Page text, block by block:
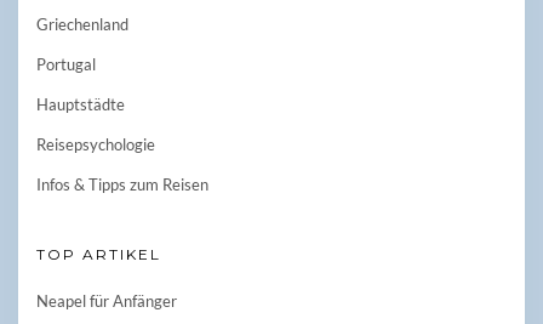
Griechenland
Portugal
Hauptstädte
Reisepsychologie
Infos & Tipps zum Reisen
TOP ARTIKEL
Neapel für Anfänger